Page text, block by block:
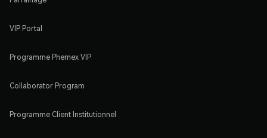
VIP Portal
Programme Phemex VIP
Collaborator Program
Programme Client Institutionnel